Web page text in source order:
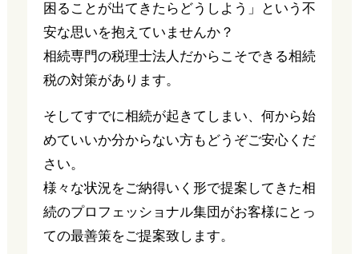
困ることが出てきたらどうしよう」という不
安な思いを抱えていませんか？
相続専門の税理士法人だからこそできる相続
税の対策があります。
そしてすでに相続が起きてしまい、何から始
めていいか分からない方もどうぞご安心くだ
さい。
様々な状況をご納得いく形で提案してきた相
続のプロフェッショナル集団がお客様にとっ
ての最善策をご提案致します。